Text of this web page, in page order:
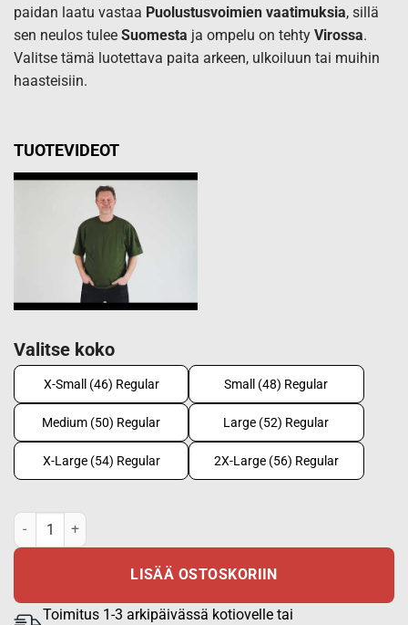
paidan laatu vastaa Puolustusvoimien vaatimuksia, sillä
sen neulos tulee Suomesta ja ompelu on tehty Virossa.
Valitse tämä luotettava paita arkeen, ulkoiluun tai muihin
haasteisiin.
TUOTEVIDEOT
Valitse koko
X-Small (46) Regular Small (48) Regular
Medium (50) Regular Large (52) Regular
X-Large (54) Regular 2X-Large (56) Regular
T-paita M91, metsän vihreä määrä
LISÄÄ OSTOSKORIIN
Toimitus 1-3 arkipäivässä kotiovelle tai